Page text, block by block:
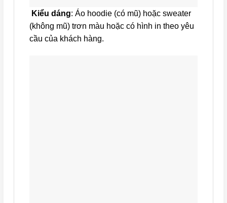
Kiểu dáng: Áo hoodie (có mũ) hoặc sweater
(không mũ) trơn màu hoặc có hình in theo yêu
cầu của khách hàng.